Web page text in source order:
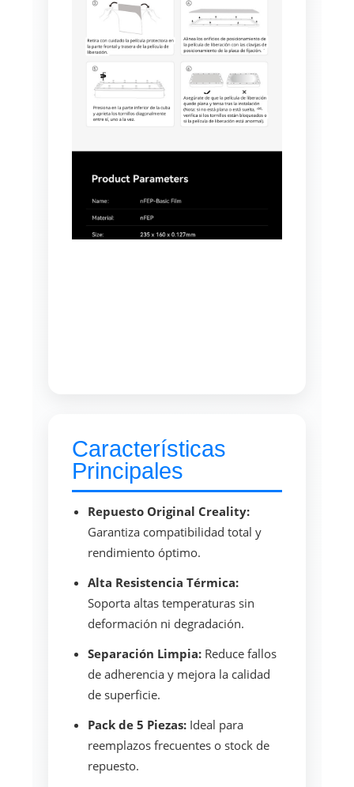
Características
Principales
Repuesto Original Creality:
Garantiza compatibilidad total y
rendimiento óptimo.
Alta Resistencia Térmica:
Soporta altas temperaturas sin
deformación ni degradación.
Separación Limpia: Reduce fallos
de adherencia y mejora la calidad
de superficie.
Pack de 5 Piezas: Ideal para
reemplazos frecuentes o stock de
repuesto.